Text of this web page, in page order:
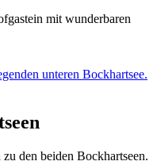
mit wunderbaren
den beiden Bockhartseen.